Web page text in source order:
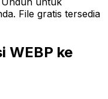
File gratis tersedia
WEBP ke